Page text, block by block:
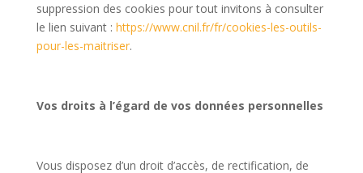
suppression des cookies pour tout invitons à consulter
le lien suivant : https://www.cnil.fr/fr/cookies-les-outils-
pour-les-maitriser.
Vos droits à l’égard de vos données personnelles
Vous disposez d’un droit d’accès, de rectification, de